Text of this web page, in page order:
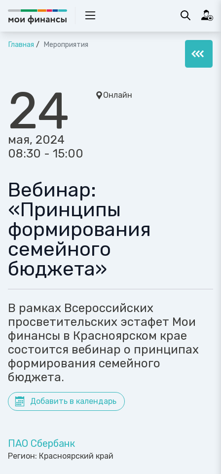
Главная Мероприятия
24
мая, 2024
08:30 - 15:00
Онлайн
Вебинар:
«Принципы
формирования
семейного
бюджета»
В рамках Всероссийских
просветительских эстафет Мои
финансы в Красноярском крае
состоится вебинар о принципах
формирования семейного
бюджета.
Добавить в календарь
ПАО Сбербанк
Регион: Красноярский край